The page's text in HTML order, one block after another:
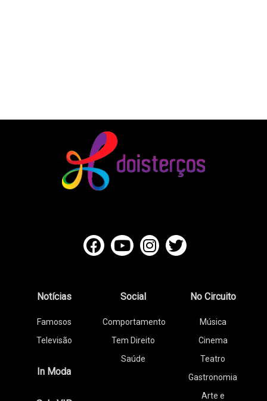
Notícias
Famosos
Televisão
In Moda
Social
Comportamento
Tem Direito
Saúde
No Circuito
Música
Cinema
Teatro
Gastronomia
Arte e